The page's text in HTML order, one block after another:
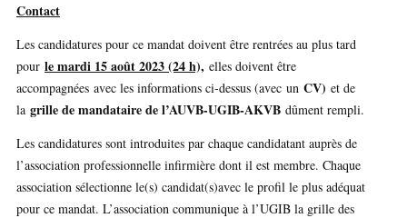
Contact
Les candidatures pour ce mandat doivent être rentrées au plus tard
pour le mardi 15 août 2023 (24 h), elles doivent être
accompagnées avec les informations ci-dessus (avec un CV) et de
la grille de mandataire de l’AUVB-UGIB-AKVB dûment rempli.
Les candidatures sont introduites par chaque candidatant auprès de
l’association professionnelle infirmière dont il est membre. Chaque
association sélectionne le(s) candidat(s)avec le profil le plus adéquat
pour ce mandat. L’association communique à l’UGIB la grille des